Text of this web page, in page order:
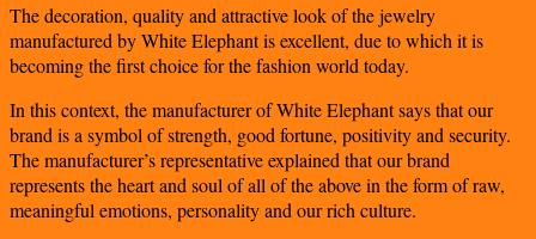
The decoration, quality and attractive look of the jewelry
manufactured by White Elephant is excellent, due to which it is
becoming the first choice for the fashion world today.
In this context, the manufacturer of White Elephant says that our
brand is a symbol of strength, good fortune, positivity and security.
The manufacturer’s representative explained that our brand
represents the heart and soul of all of the above in the form of raw,
meaningful emotions, personality and our rich culture.